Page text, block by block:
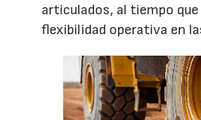
articulados, al tiempo
flexibilidad operativa en